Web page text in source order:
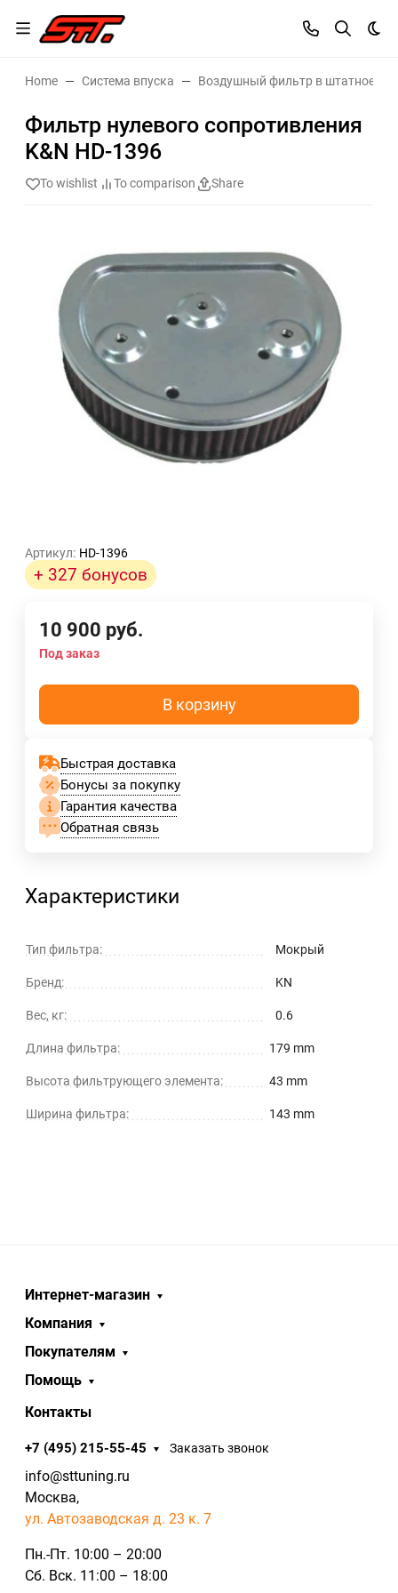
Home Система впуска Воздушный фильтр в штатное
Фильтр нулевого сопротивления
K&N HD-1396
To wishlist To comparison Share
Артикул: HD-1396
+ 327 бонусов
10 900 руб.
Под заказ
В корзину
Быстрая доставка
Бонусы за покупку
Гарантия качества
Обратная связь
Характеристики
Тип фильтра: Мокрый
Бренд: KN
Вес, кг: 0.6
Длина фильтра: 179 mm
Высота фильтрующего элемента: 43 mm
Ширина фильтра: 143 mm
Интернет-магазин
Компания
Покупателям
Помощь
Контакты
+7 (495) 215-55-45 Заказать звонок
info@sttuning.ru
Москва,
ул. Автозаводская д. 23 к. 7
Пн.-Пт. 10:00 – 20:00
Сб. Вск. 11:00 – 18:00